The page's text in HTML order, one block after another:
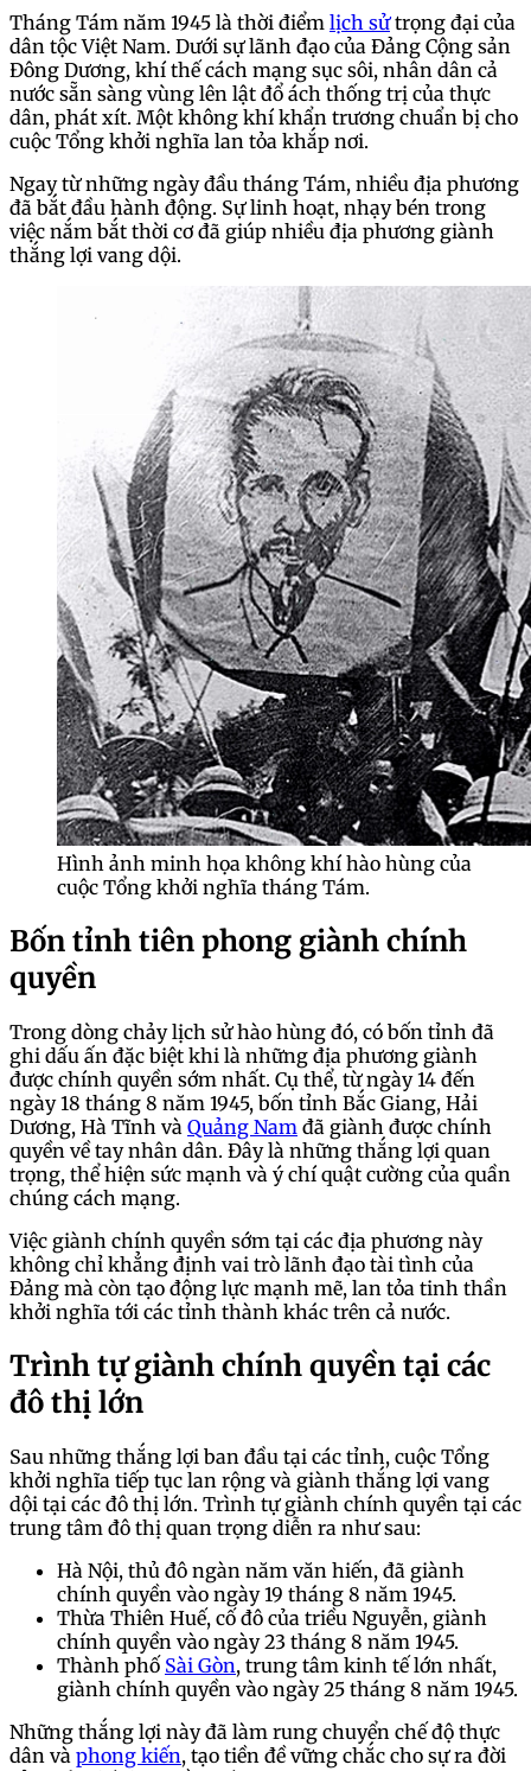
Tháng Tám năm 1945 là thời điểm lịch sửtrọng đại của
dân tộc Việt Nam. Dưới sự lãnh đạo của Đảng Cộng sản
Đông Dương, khí thế cách mạng sục sôi, nhân dân cả
nước sẵn sàng vùng lên lật đổ ách thống trị của thực
dân, phát xít. Một không khí khẩn trương chuẩn bị cho
cuộc Tổng khởi nghĩa lan tỏa khắp nơi.
Ngay từ những ngày đầu tháng Tám, nhiều địa phương
đã bắt đầu hành động. Sự linh hoạt, nhạy bén trong
việc nắm bắt thời cơ đã giúp nhiều địa phương giành
thắng lợi vang dội.
Hình ảnh minh họa không khí hào hùng của
cuộc Tổng khởi nghĩa tháng Tám.
Bốn tỉnh tiên phong giành chính
quyền
Trong dòng chảy lịch sử hào hùng đó, có bốn tỉnh đã
ghi dấu ấn đặc biệt khi là những địa phương giành
được chính quyền sớm nhất. Cụ thể, từ ngày 14 đến
ngày 18 tháng 8 năm 1945, bốn tỉnh Bắc Giang, Hải
Dương, Hà Tĩnh và Quảng Nam đã giành được chính
quyền về tay nhân dân. Đây là những thắng lợi quan
trọng, thể hiện sức mạnh và ý chí quật cường của quần
chúng cách mạng.
Việc giành chính quyền sớm tại các địa phương này
không chỉ khẳng định vai trò lãnh đạo tài tình của
Đảng mà còn tạo động lực mạnh mẽ, lan tỏa tinh thần
khởi nghĩa tới các tỉnh thành khác trên cả nước.
Trình tự giành chính quyền tại các
đô thị lớn
Sau những thắng lợi ban đầu tại các tỉnh, cuộc Tổng
khởi nghĩa tiếp tục lan rộng và giành thắng lợi vang
dội tại các đô thị lớn. Trình tự giành chính quyền tại các
trung tâm đô thị quan trọng diễn ra như sau:
Hà Nội, thủ đô ngàn năm văn hiến, đã giành
chính quyền vào ngày 19 tháng 8 năm 1945.
Thừa Thiên Huế, cố đô của triều Nguyễn, giành
chính quyền vào ngày 23 tháng 8 năm 1945.
Thành phố Sài Gòn, trung tâm kinh tế lớn nhất,
giành chính quyền vào ngày 25 tháng 8 năm 1945.
Những thắng lợi này đã làm rung chuyển chế độ thực
dân và phong kiến, tạo tiền đề vững chắc cho sự ra đời